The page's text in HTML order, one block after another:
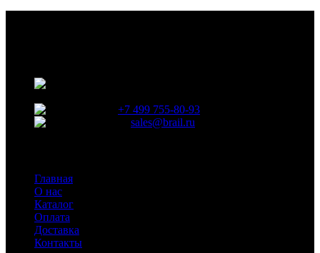
+7 499 755-80-93
sales@brail.ru
Главная
О нас
Каталог
Оплата
Доставка
Контакты